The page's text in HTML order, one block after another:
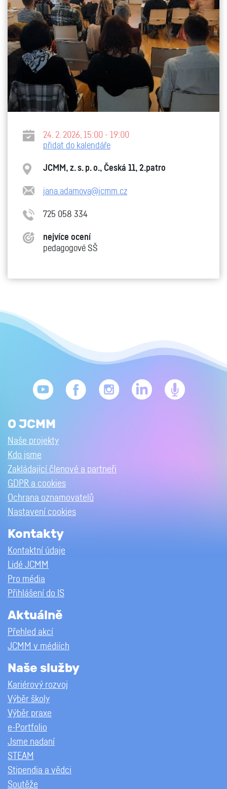
24. 2. 2026, 15:00 - 19:00
přidat do kalendáře
JCMM, z. s. p. o., Česká 11, 2.patro
jana.adamova@jcmm.cz
725 058 334
nejvíce ocení
pedagogové SŠ
O JCMM
Naše projekty
Kdo jsme
Zakládající členové a partneři
GDPR a cookies
Ochrana oznamovatelů
Nastavení cookies
Kontakty
Kontaktní údaje
Lidé JCMM
Pro média
Přihlášení do IS
Aktuálně
Přehled akcí
JCMM v médiích
Naše služby
Kariérový rozvoj
Výběr školy
Výběr praxe
e-Portfolio
Jsme nadaní
STEAM
Stipendia a vědci
Soutěže